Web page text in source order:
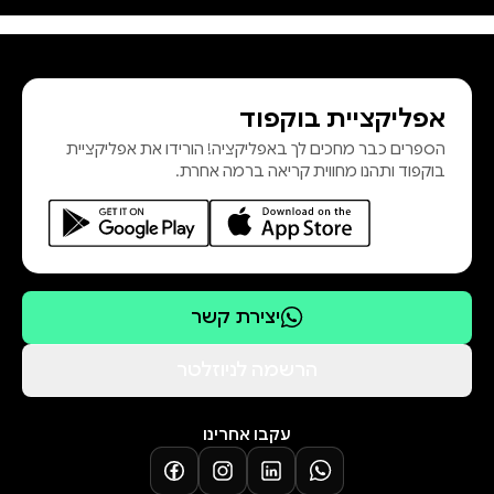
דלתו של שער הרחמים. סולם גנבים
הוא הרומן השלישי של ליאור אנגלמן.
קדמו לו רבי־המכר קשורה בנפשו
אפליקציית בוקפוד
הספרים כבר מחכים לך באפליקציה! הורידו את אפליקציית
בוקפוד ותהנו מחווית קריאה ברמה אחרת.
יצירת קשר
עקבו אחרינו